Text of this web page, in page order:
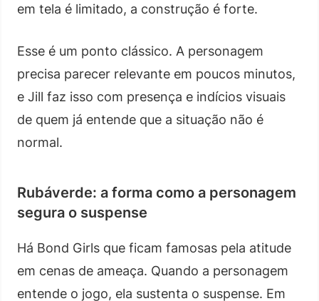
em tela é limitado, a construção é forte.
Esse é um ponto clássico. A personagem
precisa parecer relevante em poucos minutos,
e Jill faz isso com presença e indícios visuais
de quem já entende que a situação não é
normal.
Rubáverde: a forma como a personagem
segura o suspense
Há Bond Girls que ficam famosas pela atitude
em cenas de ameaça. Quando a personagem
entende o jogo, ela sustenta o suspense. Em